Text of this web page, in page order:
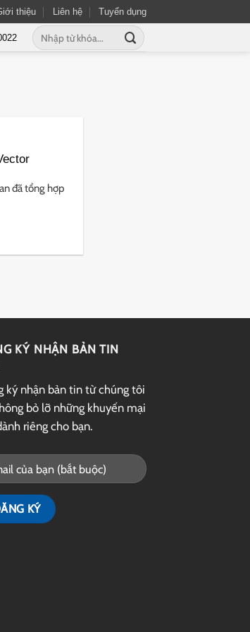
thiệu Liên hệ Tuyển dụng
Tìm
kiếm:
đã tổng hợp
KÝ NHẬN BẢN TIN
ký nhận bản tin từ chúng tôi
bỏ lỡ những khuyến mại
riêng cho bạn.